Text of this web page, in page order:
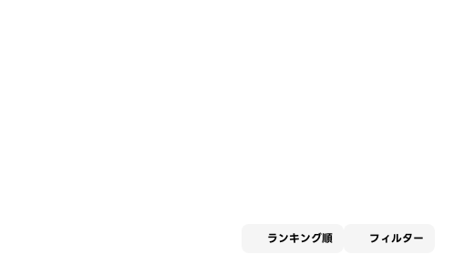
ランキング順 フィルター